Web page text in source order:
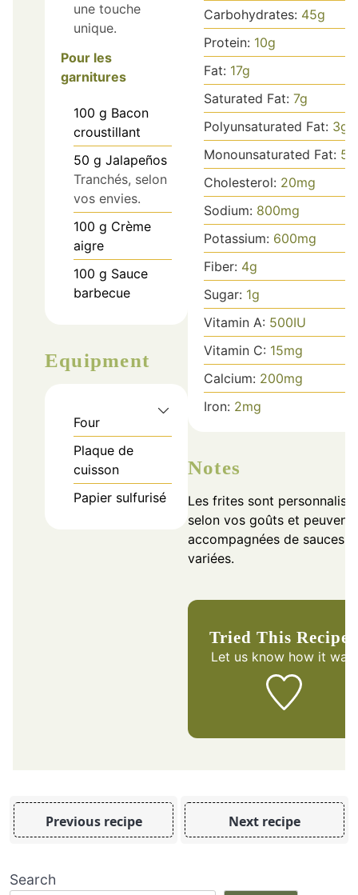
une touche
unique.
Pour les
garnitures
100 g Bacon
croustillant
50 g Jalapeños
Tranchés, selon
vos envies.
100 g Crème
aigre
100 g Sauce
barbecue
Equipment
Four
Plaque de
cuisson
Papier sulfurisé
Carbohydrates: 45g
Protein: 10g
Fat: 17g
Saturated Fat: 7g
Polyunsaturated Fat: 3g
Monounsaturated Fat: 5
Cholesterol: 20mg
Sodium: 800mg
Potassium: 600mg
Fiber: 4g
Sugar: 1g
Vitamin A: 500IU
Vitamin C: 15mg
Calcium: 200mg
Iron: 2mg
Notes
Les frites sont
selon vos goûts et peuvent
accompagnées de sauces
variées.
Tried This
Let us knowhow it was!
Previous recipe Next recipe
Search